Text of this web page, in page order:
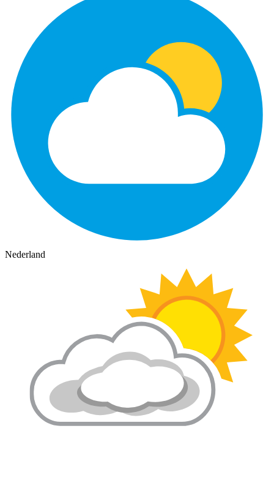
Nederland